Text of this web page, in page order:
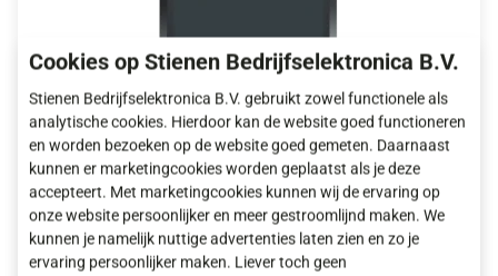
PSW-1(D)
Silo weger
Cookies op Stienen Bedrijfselektronica B.V.
Stienen Bedrijfselektronica B.V. gebruikt zowel functionele als
analytische cookies. Hierdoor kan de website goed functioneren
en worden bezoeken op de website goed gemeten. Daarnaast
kunnen er marketingcookies worden geplaatst als je deze
accepteert. Met marketingcookies kunnen wij de ervaring op
onze website persoonlijker en meer gestroomlijnd maken. We
kunnen je namelijk nuttige advertenties laten zien en zo je
ervaring persoonlijker maken. Liever toch geen